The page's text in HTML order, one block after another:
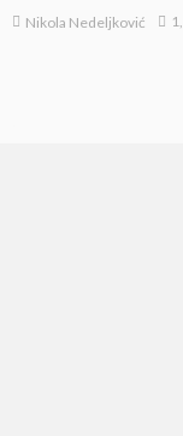
Nikola Nedeljković